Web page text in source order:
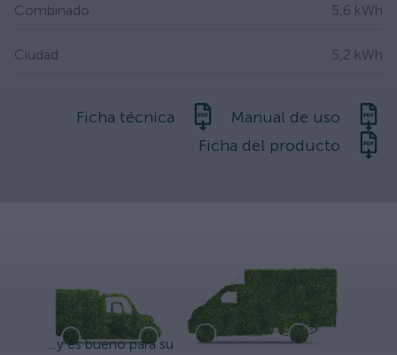
Combinado 5,6 kWh
Ciudad 5,2 kWh
Ficha técnica
Manual de uso
Ficha del producto
...y es bueno para su